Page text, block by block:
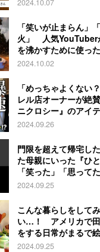
2024.10.07
「笑いが止まらん」
火」 人気YouTuber
を沸かすために使っ
2024.10.02
「めっちゃよくな
レル店オーナーが絶
ニクロシー』のアイ
れ？
2024.09.26
門限を超えて帰宅し
た母親にいった『ひ
「笑った」「思って
特殊」
2024.09.25
こんな暮らしをして
い…！ アメリカで
をする日常がまるで
2024.09.25